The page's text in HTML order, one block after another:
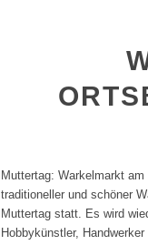
Muttertag: Warkelmarkt
traditioneller und schöner
Muttertag statt. Es wird
Hobbykünstler,